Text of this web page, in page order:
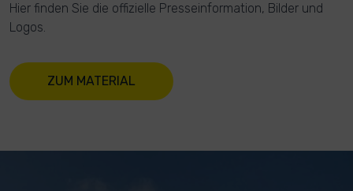
Hier finden Sie die offizielle Presseinformation, Bilder und
Logos.
ZUM MATERIAL